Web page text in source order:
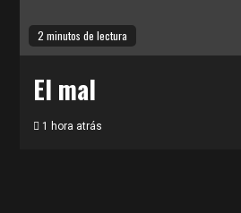
2 minutos de lectura
El mal
1 hora atrás